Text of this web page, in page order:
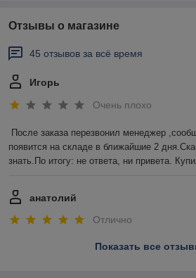
Отзывы о магазине
45 отзывов за всё время
Игорь
Очень плохо
После заказа перезвонил менеджер
появится на складе в ближайшие 2
знать.По итогу: не ответа, ни привета.
анатолий
Отлично
Показать все